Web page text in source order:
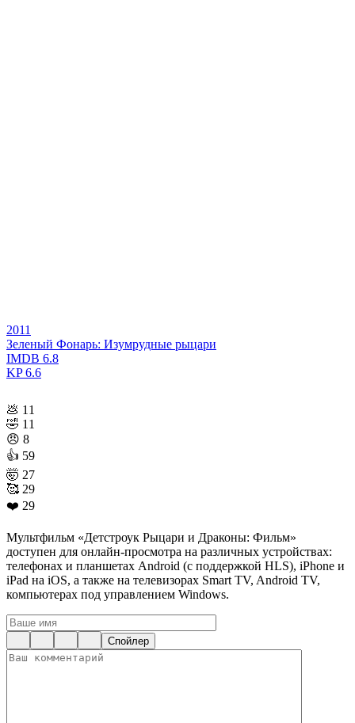
2011
Зеленый Фонарь: Изумрудные рыцари
IMDB 6.8
KP6.6
💩 11
🤣 11
😠 8
👍 59
🤯 27
🥰 29
❤️ 29
Мультфильм «Детстроук Рыцари и Драконы: Фильм»
доступен для онлайн-просмотра на различных устройствах:
телефонах и планшетах Android (с поддержкой HLS), iPhone и
iPad на iOS, а также на телевизорах Smart TV, Android TV,
компьютерах под управлением Windows.
Спойлер